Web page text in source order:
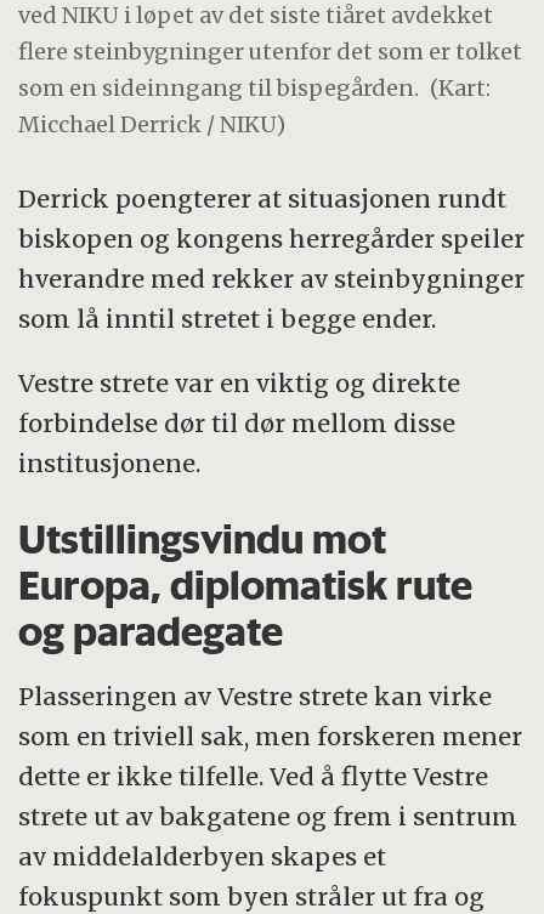
ved NIKU i løpet av det siste tiåret avdekket
flere steinbygninger utenfor det som er tolket
som en sideinngang til bispegården. (Kart:
Micchael Derrick / NIKU)
Derrick poengterer at situasjonen rundt
biskopen og kongens herregårder speiler
hverandre med rekker av steinbygninger
som lå inntil stretet i begge ender.
Vestre strete var en viktig og direkte
forbindelse dør til dør mellom disse
institusjonene.
Utstillingsvindu mot
Europa, diplomatisk rute
og paradegate
Plasseringen av Vestre strete kan virke
som en triviell sak, men forskeren mener
dette er ikke tilfelle. Ved å flytte Vestre
strete ut av bakgatene og frem i sentrum
av middelalderbyen skapes et
fokuspunkt som byen stråler ut fra og